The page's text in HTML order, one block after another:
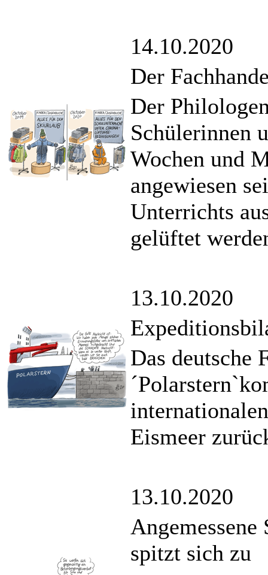
14.10.2020
Der
Der
Schülerinnen
Wochen und
angewiesen
Unterrichts
gelüftet
13.10.2020
Das deutsche
Eismeer
13.10.2020
spitzt sich zu